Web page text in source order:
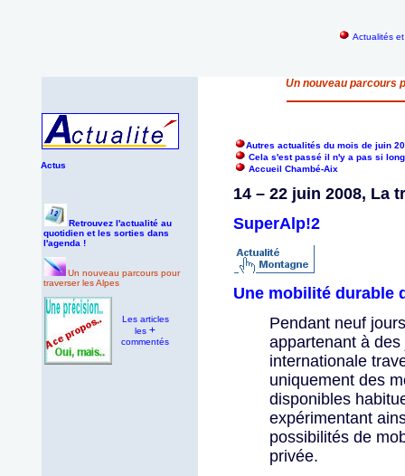
Actualités
Un nouveau parcours
Actus
Autres actualités du mois de juin
Cela s'est passé il n'y a pas si
Accueil Chambé-Aix
Retrouvez l'actualité au
quotidien et les sorties dans
l'agenda !
Un nouveau parcours pour
traverser les Alpes
Les articles
les+
commentés
14 – 22 juin 2008, La
SuperAlp!2
Une mobilité durable
Pendant neuf
appartenant à
internationale
uniquement des
disponibles
expérimentant
possibilités de
privée.